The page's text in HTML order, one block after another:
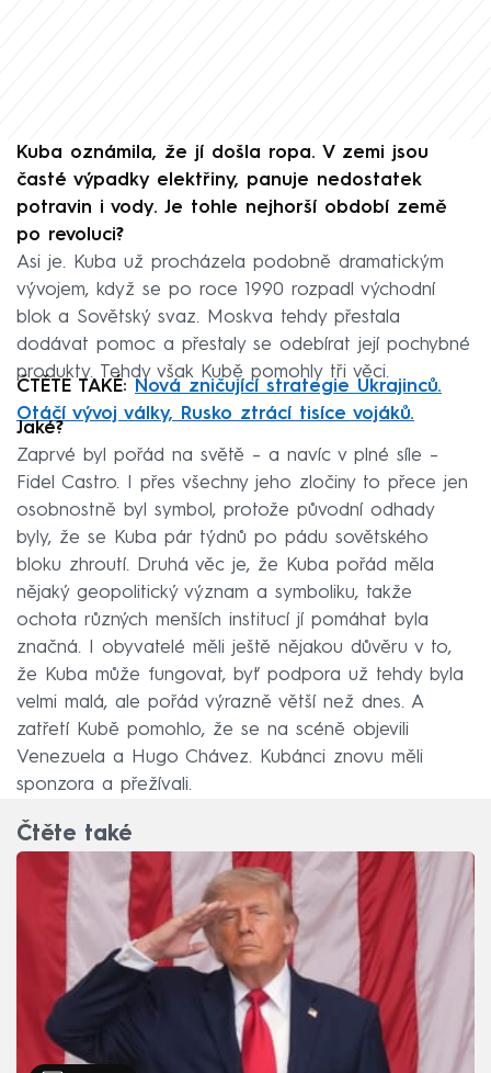
Kuba oznámila, že jí došla ropa. V zemi jsou
časté výpadky elektřiny, panuje nedostatek
potravin i vody. Je tohle nejhorší období země
po revoluci?
Asi je. Kuba už procházela podobně dramatickým
vývojem, když se po roce 1990 rozpadl východní
blok a Sovětský svaz. Moskva tehdy přestala
dodávat pomoc a přestaly se odebírat její pochybné
produkty. Tehdy však Kubě pomohly tři věci.
ČTĚTE TAKÉ:
Nová zničující strategie Ukrajinců.
Otáčí vývoj války, Rusko ztrácí tisíce vojáků.
Jaké?
Zaprvé byl pořád na světě – a navíc v plné síle –
Fidel Castro. I přes všechny jeho zločiny to přece jen
osobnostně byl symbol, protože původní odhady
byly, že se Kuba pár týdnů po pádu sovětského
bloku zhroutí. Druhá věc je, že Kuba pořád měla
nějaký geopolitický význam a symboliku, takže
ochota různých menších institucí jí pomáhat byla
značná. I obyvatelé měli ještě nějakou důvěru v to,
že Kuba může fungovat, byť podpora už tehdy byla
velmi malá, ale pořád výrazně větší než dnes. A
zatřetí Kubě pomohlo, že se na scéně objevili
Venezuela a Hugo Chávez. Kubánci znovu měli
sponzora a přežívali.
Čtěte také